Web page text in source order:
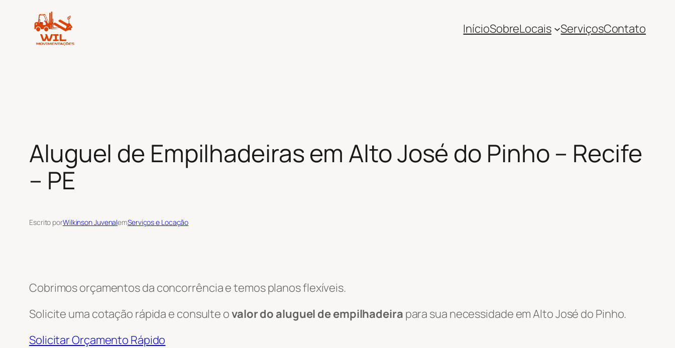
InícioSobreLocais ServiçosContato
Aluguel de Empilhadeiras em Alto José do Pinho – Recife
– PE
Escrito porWilkinson JuvenalemServiços e Locação
Cobrimos orçamentos da concorrência e temos planos flexíveis.
Solicite uma cotação rápida e consulte ovalor do aluguel de empilhadeira para sua necessidade em Alto José do Pinho.
Solicitar Orçamento Rápido